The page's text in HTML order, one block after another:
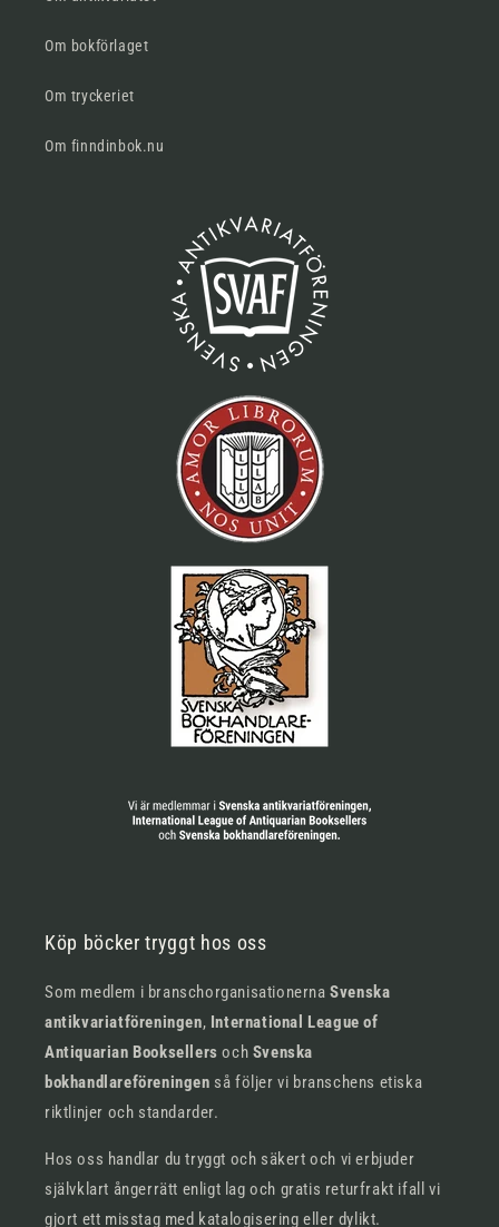
Om bokförlaget
Om tryckeriet
Om finndinbok.nu
Köp böcker tryggt hos oss
Som medlem i branschorganisationernaSvenska
antikvariatföreningen, International League of
Antiquarian Booksellersoch Svenska
bokhandlareföreningen så följer vi branschens etiska
riktlinjer och standarder.
Hos oss handlar du tryggt och säkert och vi erbjuder
självklart ångerrätt enligt lag och gratis returfrakt ifall vi
gjort ett misstag med katalogisering eller dylikt.